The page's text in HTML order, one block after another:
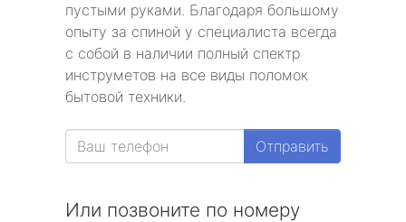
пустыми руками. Благодаря большому
опыту за спиной у специалиста всегда
с собой в наличии полный спектр
инструметов на все виды поломок
бытовой техники.
Отправить
Или позвоните по номеру